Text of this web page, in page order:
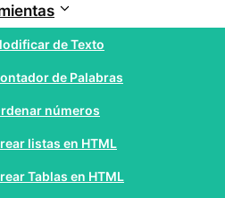
de Texto
de Palabras
números
listas en HTML
Tablas en HTML